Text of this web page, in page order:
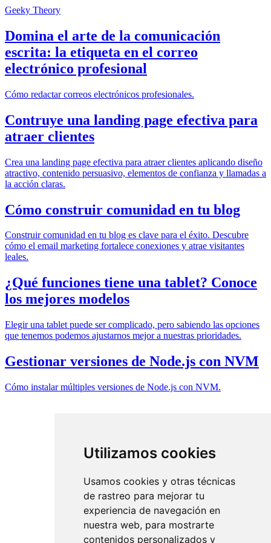
Utilizamos cookies
Usamos cookies y otras técnicas
de rastreo para mejorar tu
experiencia de navegación en
nuestra web, para mostrarte
contenidos personalizados y
Geeky Theory
Domina el arte de la comunicación
escrita: la etiqueta en el correo
electrónico profesional
Cómo redactar correos electrónicos profesionales.
Contruye una landing page efectiva para
atraer clientes
Crea una landing page efectiva para atraer clientes aplicando diseño
atractivo, contenido persuasivo, elementos de confianza y llamadas a
la acción claras.
Cómo construir comunidad en tu blog
Construir comunidad en tu blog es clave para el éxito. Descubre
cómo el email marketing fortalece conexiones y atrae visitantes
leales.
¿Qué funciones tiene una tablet? Conoce
los mejores modelos
Elegir una tablet puede ser complicado, pero sabiendo las opciones
que tenemos podemos ajustarnos mejor a nuestras prioridades.
Gestionar versiones de Node.js con NVM
Cómo instalar múltiples versiones de Node.js con NVM.